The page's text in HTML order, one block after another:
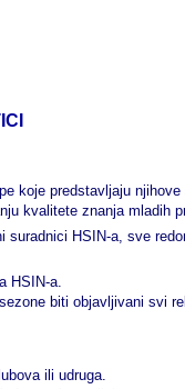
koje predstavljaju
kvalitete znanja mladih
HSIN-a, sve
HSIN-a.
biti objavljivani svi
ili udruga.